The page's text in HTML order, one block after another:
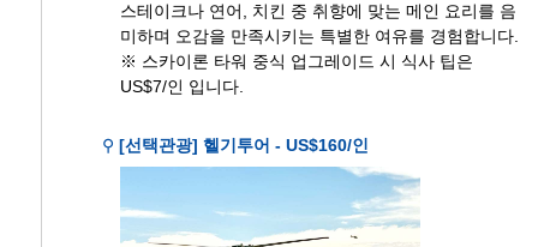
스테이크나 연어, 치킨 중 취향에 맞는 메인 요리를 음
미하며 오감을 만족시키는 특별한 여유를 경험합니다.
※ 스카이론 타워 중식 업그레이드 시 식사 팁은
US$7/인 입니다.
⚲ [선택관광] 헬기투어 - US$160/인